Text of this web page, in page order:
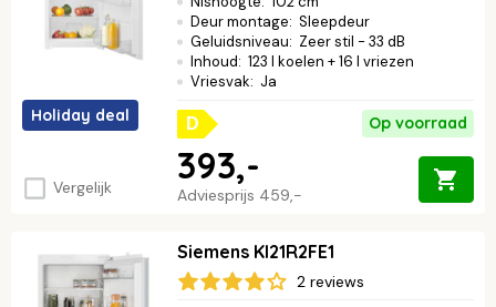
Holiday deal
Vergelijk
Deur montage: Sleepdeur
Geluidsniveau: Zeer stil - 33 dB
Inhoud: 123 l koelen + 16 l vriezen
Vriesvak: Ja
D Op voorraad
Adviesprijs 459,-
393,-
Siemens KI21R2FE1
2 reviews